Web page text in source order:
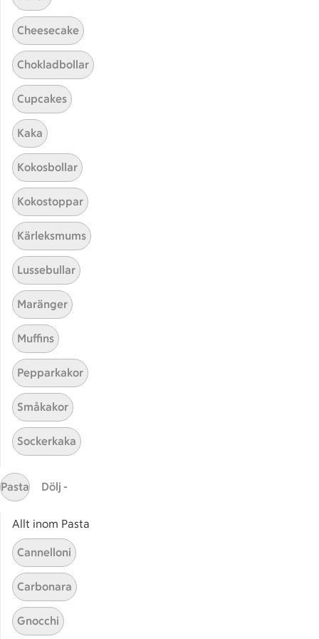
Hittade inget recept
Testa att söka på något nytt, eller ta bort något av
Gröt
Här hittar du alla goda recept du har sparat och
Sidfot
Start
Cheesecake
Chokladbollar
Cupcakes
Kaka
Kokosbollar
Kokostoppar
Kärleksmums
Lussebullar
Maränger
Muffins
Pepparkakor
Småkakor
Sockerkaka
Pasta Dölj -
Allt inom Pasta
Cannelloni
Carbonara
Gnocchi